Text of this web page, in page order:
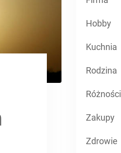
Hobby
Kuchnia
Rodzina
Różności
Zakupy
Zdrowie